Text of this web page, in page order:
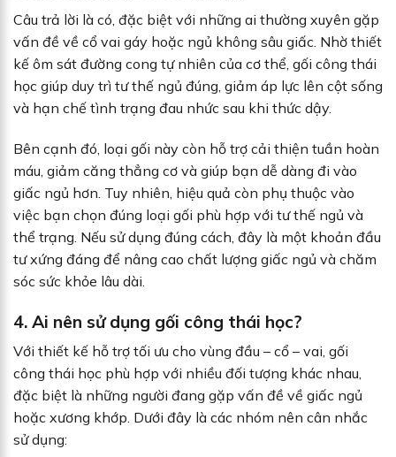
Câu trả lời là có, đặc biệt với những ai thường xuyên gặp
vấn đề về cổ vai gáy hoặc ngủ không sâu giấc. Nhờ thiết
kế ôm sát đường cong tự nhiên của cơ thể, gối công thái
học giúp duy trì tư thế ngủ đúng, giảm áp lực lên cột sống
và hạn chế tình trạng đau nhức sau khi thức dậy.
Bên cạnh đó, loại gối này còn hỗ trợ cải thiện tuần hoàn
máu, giảm căng thẳng cơ và giúp bạn dễ dàng đi vào
giấc ngủ hơn. Tuy nhiên, hiệu quả còn phụ thuộc vào
việc bạn chọn đúng loại gối phù hợp với tư thế ngủ và
thể trạng. Nếu sử dụng đúng cách, đây là một khoản đầu
tư xứng đáng để nâng cao chất lượng giấc ngủ và chăm
sóc sức khỏe lâu dài.
4. Ai nên sử dụng gối công thái học?
Với thiết kế hỗ trợ tối ưu cho vùng đầu – cổ – vai, gối
công thái học phù hợp với nhiều đối tượng khác nhau,
đặc biệt là những người đang gặp vấn đề về giấc ngủ
hoặc xương khớp. Dưới đây là các nhóm nên cân nhắc
sử dụng: